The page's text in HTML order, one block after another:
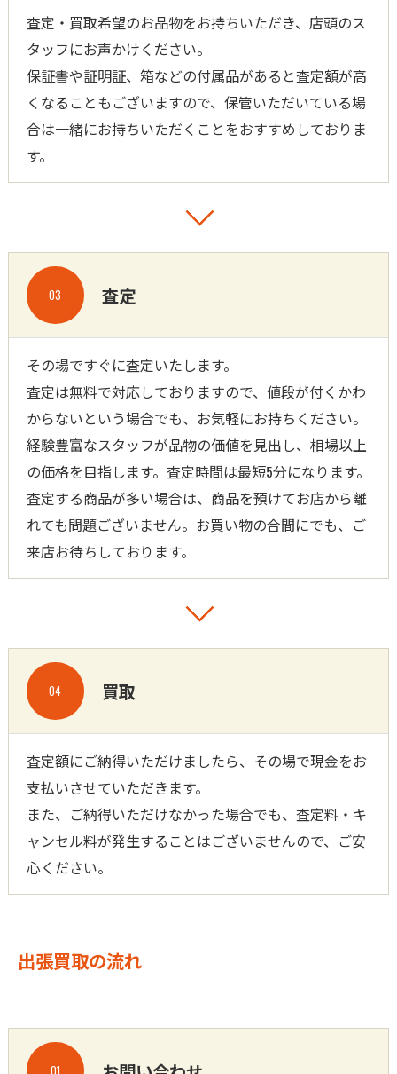
査定・買取希望のお品物をお持ちいただき、店頭のス
タッフにお声かけください。
保証書や証明証、箱などの付属品があると査定額が高
くなることもございますので、保管いただいている場
合は一緒にお持ちいただくことをおすすめしておりま
す。
査定
03
その場ですぐに査定いたします。
査定は無料で対応しておりますので、値段が付くかわ
からないという場合でも、お気軽にお持ちください。
経験豊富なスタッフが品物の価値を見出し、相場以上
の価格を目指します。査定時間は最短5分になります。
査定する商品が多い場合は、商品を預けてお店から離
れても問題ございません。お買い物の合間にでも、ご
来店お待ちしております。
買取
04
査定額にご納得いただけましたら、その場で現金をお
支払いさせていただきます。
また、ご納得いただけなかった場合でも、査定料・キ
ャンセル料が発生することはございませんので、ご安
心ください。
出張買取の流れ